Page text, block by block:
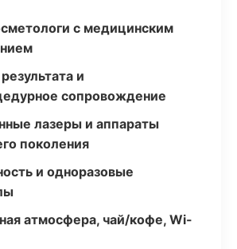
с медицинским
и
сопровождение
лазеры и аппараты
поколения
и одноразовые
атмосфера, чай/кофе, Wi-